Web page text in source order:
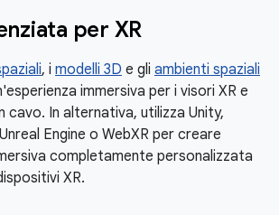
per XR
, i modelli 3D e gli ambienti spaziali
immersiva per i visori XR e
cavo. In alternativa, utilizza Unity,
Engine o WebXR per creare
completamente personalizzata
XR.